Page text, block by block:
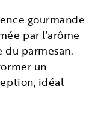
gourmande
par l’arôme
parmesan.
un
idéal